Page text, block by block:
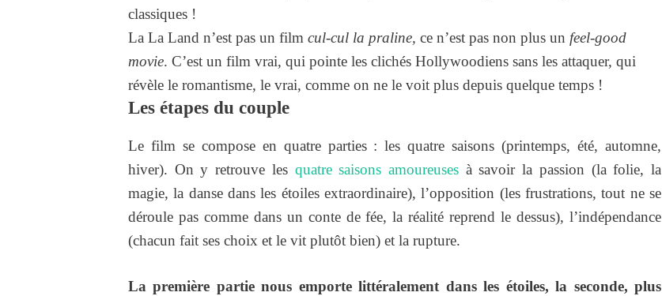
classiques !
La La Land n’est pas un film cul-cul la praline, ce n’est pas non plus un feel-good
movie. C’est un film vrai, qui pointe les clichés Hollywoodiens sans les attaquer, qui
révèle le romantisme, le vrai, comme on ne le voit plus depuis quelque temps !
Les étapes du couple
Le film se compose en quatre parties : les quatre saisons (printemps, été, automne,
hiver). On y retrouve les quatre saisons amoureuses à savoir la passion (la folie, la
magie, la danse dans les étoiles extraordinaire), l’opposition (les frustrations, tout ne se
déroule pas comme dans un conte de fée, la réalité reprend le dessus), l’indépendance
(chacun fait ses choix et le vit plutôt bien) et la rupture.
La première partie nous emporte littéralement dans les étoiles, la seconde, plus